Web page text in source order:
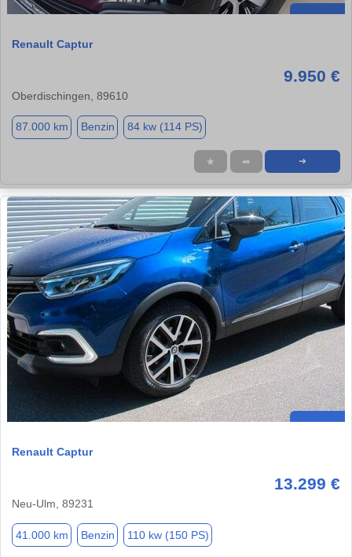
Renault Captur
9.950 €
Oberdischingen, 89610
87.000 km Benzin 84 kw (114 PS)
★ ➦ ➜
Renault Captur
13.299 €
Neu-Ulm, 89231
41.000 km Benzin 110 kw (150 PS)